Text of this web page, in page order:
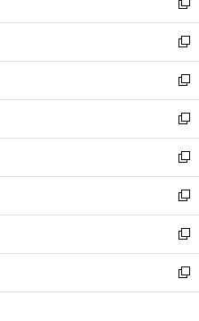
ド
ウ
で
開
く
ィ
ン
ド
ウ
で
開
く
い
ウ
ィ
ン
ド
ウ
で
開
く
新
し
い
ウ
ィ
ン
ド
ウ
で
開
く
新
し
い
ウ
ィ
ン
ド
ウ
で
開
く
新
し
い
ウ
ィ
ン
ド
ウ
で
開
く
新
し
い
ウ
ィ
ン
ド
ウ
で
開
新
し
い
ウ
ィ
ン
ド
ウ
新
し
い
ウ
ィ
ン
新
し
い
ウ
新
し